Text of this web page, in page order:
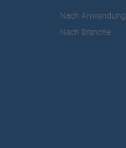
Nach Anwendung
Nach Branche